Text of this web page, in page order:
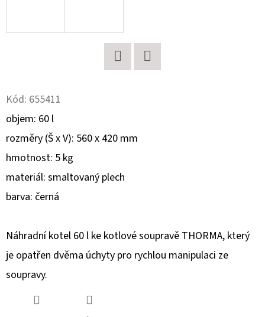
Kód: 655411
objem: 60 l
rozměry (Š x V): 560 x 420 mm
hmotnost: 5 kg
materiál: smaltovaný plech
barva: černá
Náhradní kotel 60 l ke kotlové soupravě THORMA, který
je opatřen dvěma úchyty pro rychlou manipulaci ze
soupravy.
HLEDAT
D
O
P
O
R
U
J
E
M